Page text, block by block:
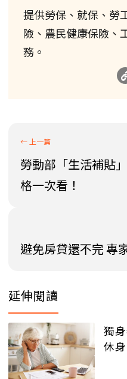
提供勞保、就保、勞
險、農民健康保險、
務。
勞動部「生活補貼
格一次看！
避免房貸還不完 專
延伸閱讀
獨
休